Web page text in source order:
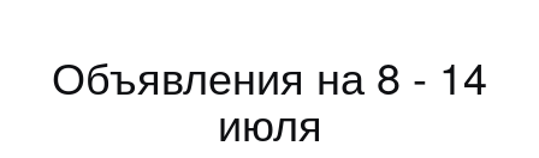
Объявления на 8 - 14
июля